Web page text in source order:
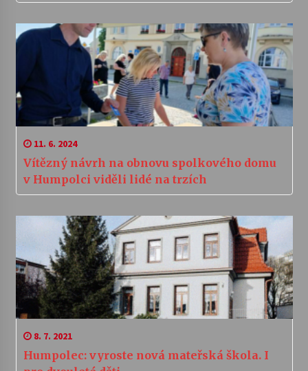
11. 6. 2024
Vítězný návrh na obnovu spolkového domu
v Humpolci viděli lidé na trzích
8. 7. 2021
Humpolec: vyroste nová mateřská škola. I